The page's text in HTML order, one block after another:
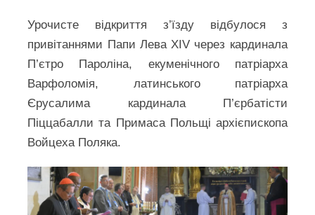
Урочисте відкриття з’їзду відбулося з
привітаннями Папи Лева XIV через кардинала
П’єтро Пароліна, екуменічного патріарха
Варфоломія, латинського патріарха
Єрусалима кардинала П’єрбатісти
Піццабалли та Примаса Польщі архієпископа
Войцеха Поляка.